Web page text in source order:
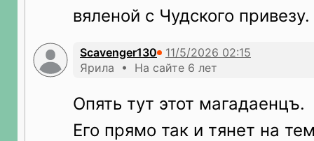
вяленой с Чудского привезу.
Scavenger130
Ярила • На сайте 6 лет
Опять тут этот магадаенцъ.
Его прямо так и тянет на